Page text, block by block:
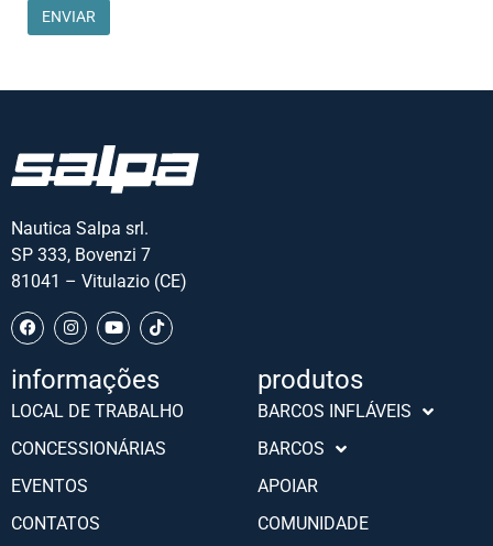
Nautica Salpa srl.
SP 333, Bovenzi 7
81041 – Vitulazio (CE)
informações
LOCAL DE TRABALHO
CONCESSIONÁRIAS
EVENTOS
CONTATOS
produtos
BARCOS INFLÁVEIS
BARCOS
APOIAR
COMUNIDADE